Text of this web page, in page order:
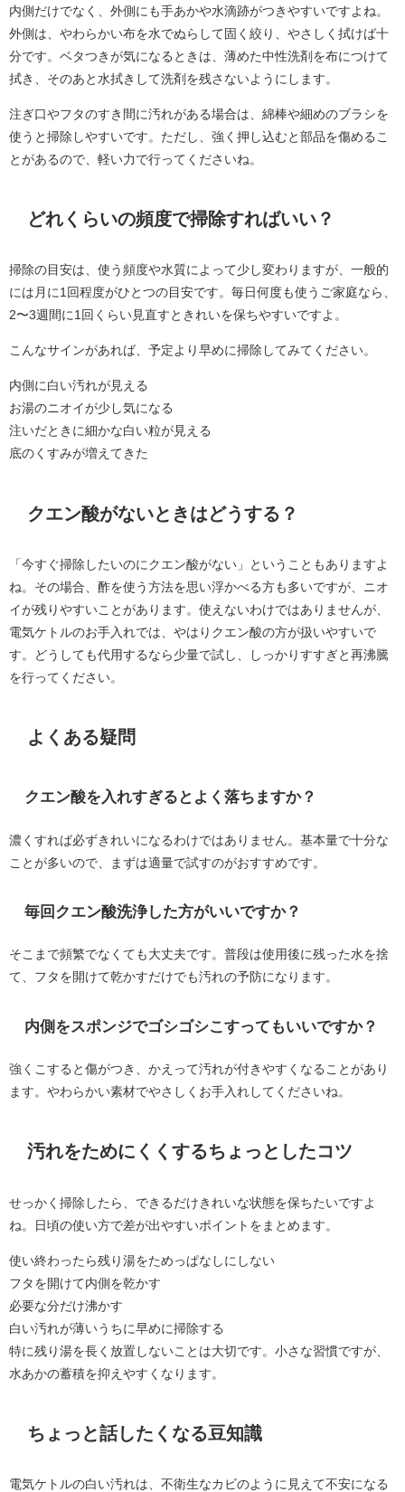
内側だけでなく、外側にも手あかや水滴跡がつきやすいですよね。
外側は、やわらかい布を水でぬらして固く絞り、やさしく拭けば十
分です。ベタつきが気になるときは、薄めた中性洗剤を布につけて
拭き、そのあと水拭きして洗剤を残さないようにします。
注ぎ口やフタのすき間に汚れがある場合は、綿棒や細めのブラシを
使うと掃除しやすいです。ただし、強く押し込むと部品を傷めるこ
とがあるので、軽い力で行ってくださいね。
どれくらいの頻度で掃除すればいい？
掃除の目安は、使う頻度や水質によって少し変わりますが、一般的
には月に1回程度がひとつの目安です。毎日何度も使うご家庭なら、
2〜3週間に1回くらい見直すときれいを保ちやすいですよ。
こんなサインがあれば、予定より早めに掃除してみてください。
内側に白い汚れが見える
お湯のニオイが少し気になる
注いだときに細かな白い粒が見える
底のくすみが増えてきた
クエン酸がないときはどうする？
「今すぐ掃除したいのにクエン酸がない」ということもありますよ
ね。その場合、酢を使う方法を思い浮かべる方も多いですが、ニオ
イが残りやすいことがあります。使えないわけではありませんが、
電気ケトルのお手入れでは、やはりクエン酸の方が扱いやすいで
す。どうしても代用するなら少量で試し、しっかりすすぎと再沸騰
を行ってください。
よくある疑問
クエン酸を入れすぎるとよく落ちますか？
濃くすれば必ずきれいになるわけではありません。基本量で十分な
ことが多いので、まずは適量で試すのがおすすめです。
毎回クエン酸洗浄した方がいいですか？
そこまで頻繁でなくても大丈夫です。普段は使用後に残った水を捨
て、フタを開けて乾かすだけでも汚れの予防になります。
内側をスポンジでゴシゴシこすってもいいですか？
強くこすると傷がつき、かえって汚れが付きやすくなることがあり
ます。やわらかい素材でやさしくお手入れしてくださいね。
汚れをためにくくするちょっとしたコツ
せっかく掃除したら、できるだけきれいな状態を保ちたいですよ
ね。日頃の使い方で差が出やすいポイントをまとめます。
使い終わったら残り湯をためっぱなしにしない
フタを開けて内側を乾かす
必要な分だけ沸かす
白い汚れが薄いうちに早めに掃除する
特に残り湯を長く放置しないことは大切です。小さな習慣ですが、
水あかの蓄積を抑えやすくなります。
ちょっと話したくなる豆知識
電気ケトルの白い汚れは、不衛生なカビのように見えて不安になる